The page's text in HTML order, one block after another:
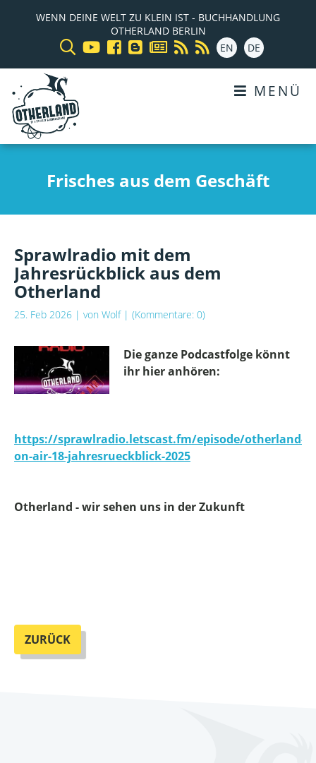
WENN DEINE WELT ZU KLEIN IST - BUCHHANDLUNG
OTHERLAND BERLIN
EN
DE
MENÜ
Frisches aus dem Geschäft
Sprawlradio mit dem
Jahresrückblick aus dem
Otherland
25. Feb 2026 | von Wolf| (Kommentare: 0)
Die ganze Podcastfolge könnt
ihr hier anhören:
https://sprawlradio.letscast.fm/episode/otherland-
on-air-18-jahresrueckblick-2025
Otherland - wir sehen uns in der Zukunft
ZURÜCK